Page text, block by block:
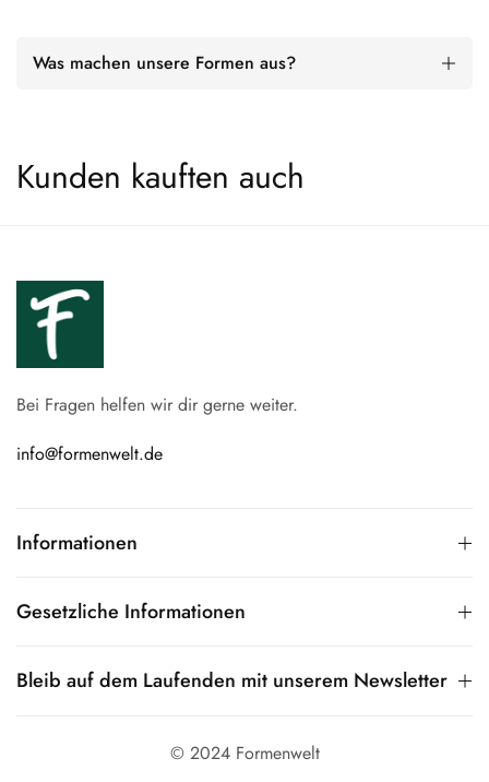
Was machen unsere Formen aus?
Kunden kauften auch
Bei Fragen helfen wir dir gerne weiter.
info@formenwelt.de
Informationen
Gesetzliche Informationen
Bleib auf dem Laufenden mit unserem Newsletter
© 2024 Formenwelt